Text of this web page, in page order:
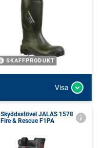
SKAFFPRODUKT
Visa
Skyddsstövel JALAS 1578
Fire & Rescue F1PA